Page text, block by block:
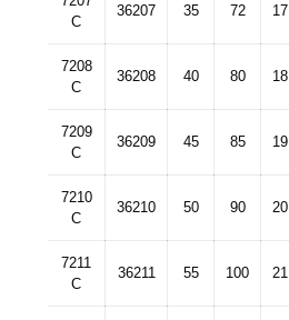
C
36207 35 72 17
7208
C
36208 40 80 18
7209
C
36209 45 85 19
7210
C
36210 50 90 20
7211
C
36211 55 100 21